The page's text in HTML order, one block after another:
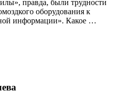
правда, были трудности
оборудования к
информации». Какое …